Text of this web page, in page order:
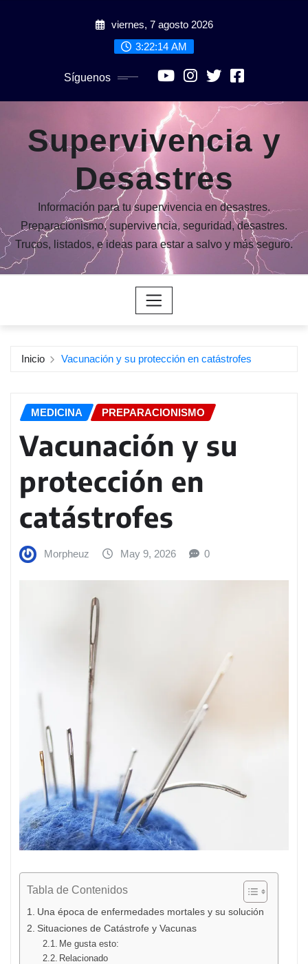
viernes, 7 agosto 2026
3:22:16 AM
Síguenos
Supervivencia y
Desastres
Información para tu supervivencia en desastres.
Preparacionismo, supervivencia, seguridad, desastres.
Trucos, listados, e ideas para estar a salvo y más seguro.
Inicio Vacunación y su protección en catástrofes
MEDICINA PREPARACIONISMO
Vacunación y su
protección en
catástrofes
Morpheuz May 9, 2026 0
Tabla de Contenidos
Una época de enfermedades mortales y su solución
Situaciones de Catástrofe y Vacunas
Me gusta esto:
Relacionado